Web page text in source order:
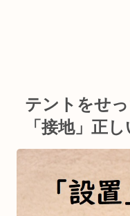
テントをせ
「接地」正